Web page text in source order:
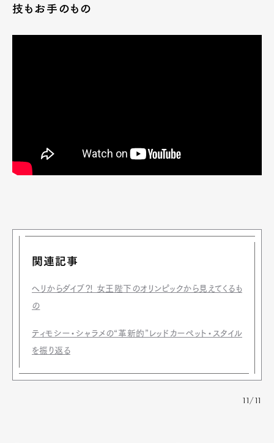
Contact
Pen Meet
技もお手のもの
関連記事
ヘリからダイブ⁈ 女王陛下のオリンピックから見えてくるも
の
ティモシー・シャラメの“革新的”レッドカーペット・スタイル
を振り返る
11/11